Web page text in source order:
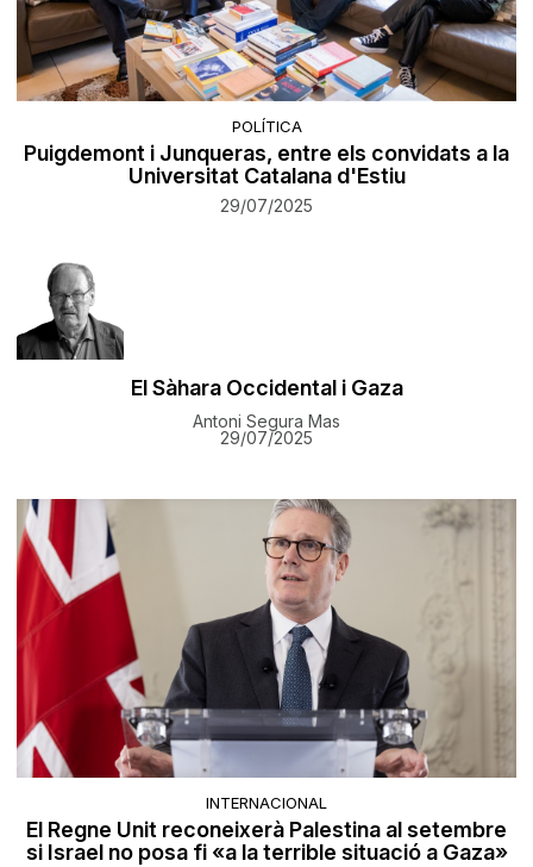
POLÍTICA
Puigdemont i Junqueras, entre els convidats a la
Universitat Catalana d'Estiu
29/07/2025
El Sàhara Occidental i Gaza
Antoni Segura Mas
29/07/2025
INTERNACIONAL
El Regne Unit reconeixerà Palestina al setembre
si Israel no posa fi «a la terrible situació a Gaza»